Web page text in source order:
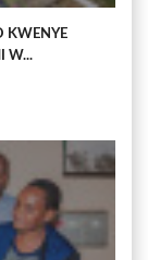
KWENYE
W...